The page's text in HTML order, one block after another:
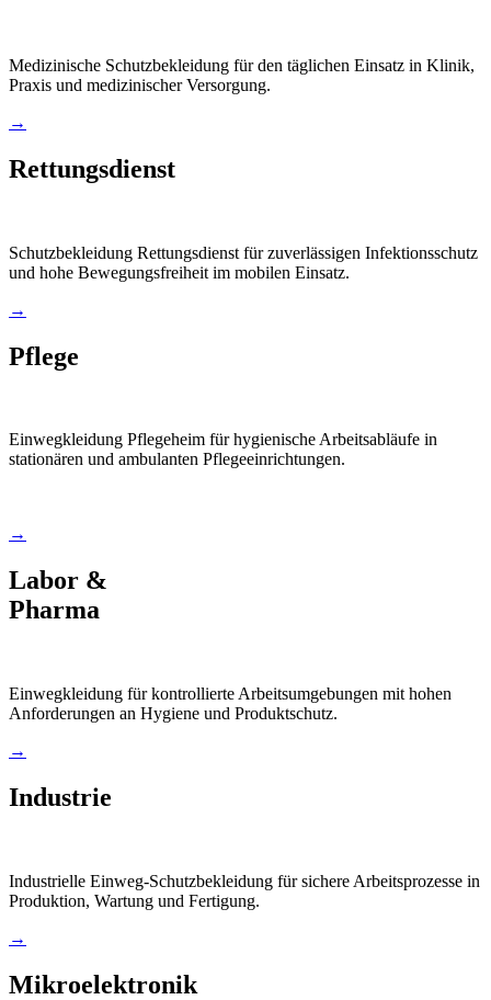
Medizinische Schutzbekleidung für den täglichen Einsatz in Klinik,
Praxis und medizinischer Versorgung.
→
Rettungsdienst
Schutzbekleidung Rettungsdienst für zuverlässigen Infektionsschutz
und hohe Bewegungsfreiheit im mobilen Einsatz.
→
Pflege
Einwegkleidung Pflegeheim für hygienische Arbeitsabläufe in
stationären und ambulanten Pflegeeinrichtungen.
→
Labor &
Pharma
Einwegkleidung für kontrollierte Arbeitsumgebungen mit hohen
Anforderungen an Hygiene und Produktschutz.
→
Industrie
Industrielle Einweg-Schutzbekleidung für sichere Arbeitsprozesse in
Produktion, Wartung und Fertigung.
→
Mikroelektronik